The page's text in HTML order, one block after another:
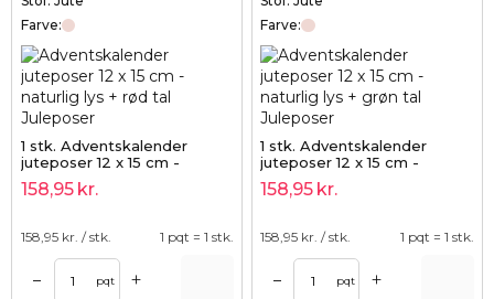
Farve:
1 stk. Adventskalender
juteposer 12 x 15 cm -
naturlig lys + rød tal
158,95 kr.
158,95 kr. / stk. 1 pqt = 1 stk.
– pqt +
Farve:
1 stk. Adventskalender
juteposer 12 x 15 cm -
naturlig lys + grøn tal
158,95 kr.
158,95 kr. / stk. 1 pqt = 1 stk.
– pqt +